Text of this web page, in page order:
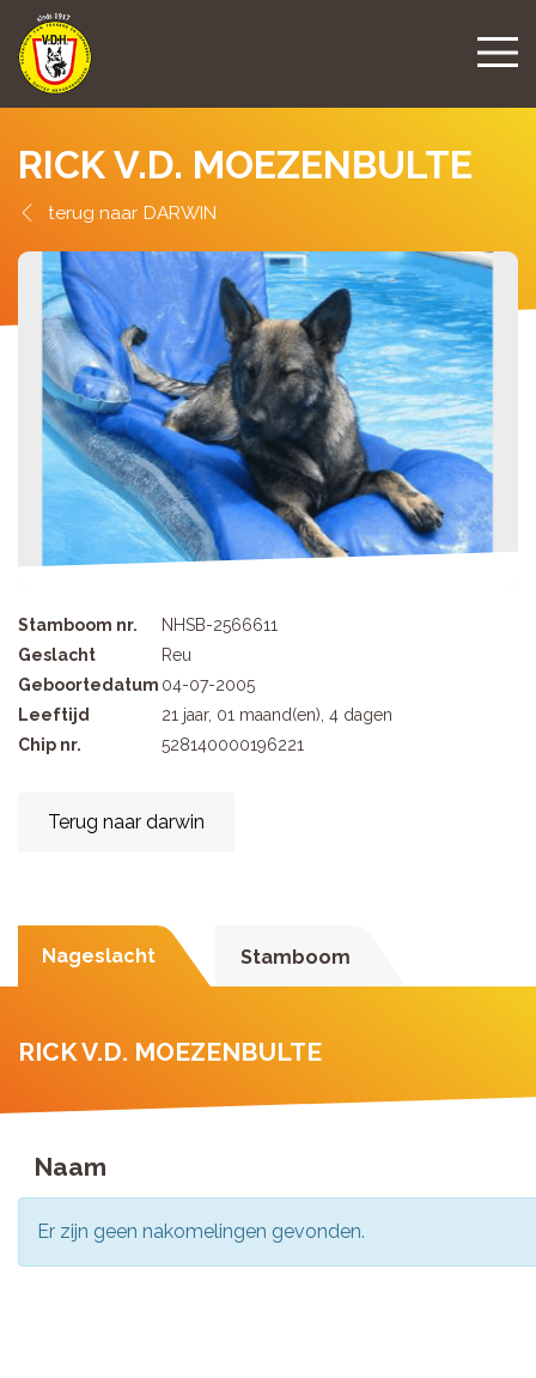
RICK V.D. MOEZENBULTE
DARWIN
Stamboom nr.
NHSB-2566611
Geslacht
Reu
Geboortedatum 04-07-2005
Leeftijd
21 jaar, 01 maand(en), 4 dagen
Chip nr.
528140000196221
Terug naar darwin
Nageslacht Stamboom
RICK V.D. MOEZENBULTE
Naam
Er zijn geen nakomelingen gevonden.